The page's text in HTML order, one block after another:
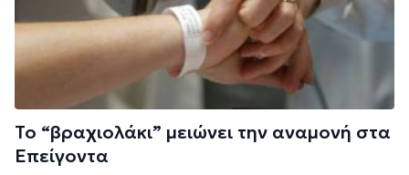
Το “βραχιολάκι” μειώνει την αναμονή στα
Επείγοντα